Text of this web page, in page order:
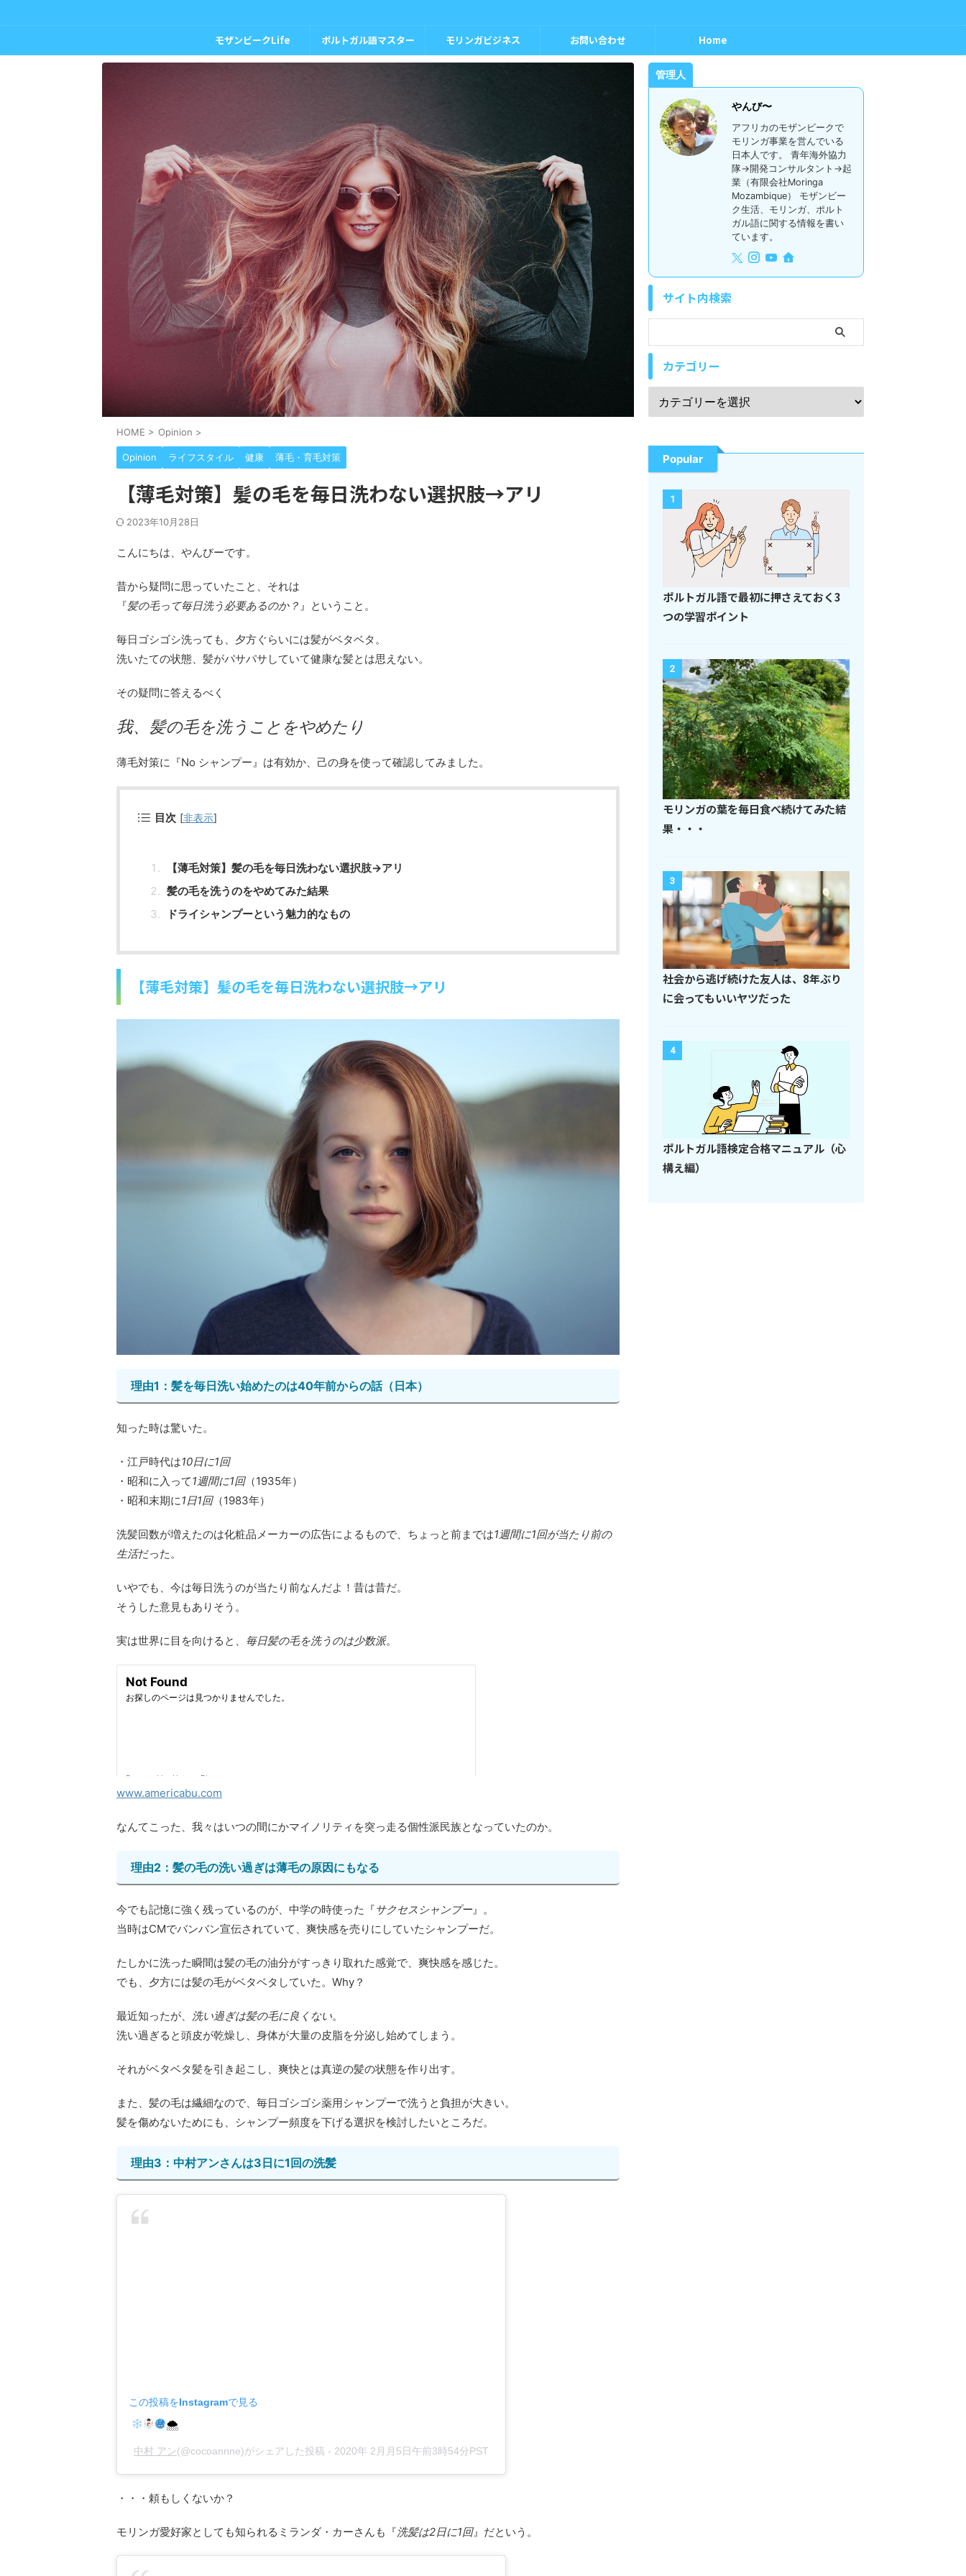
モザンビークLife ポルトガル語マスター モリンガビジネス お問い合わせ Home
HOME > Opinion >
Opinion ライフスタイル 健康 薄毛・育毛対策
【薄毛対策】髪の毛を毎日洗わない選択肢→アリ
2023年10月28日
こんにちは、やんびーです。
昔から疑問に思っていたこと、それは
『髪の毛って毎日洗う必要あるのか？ 』ということ。
毎日ゴシゴシ洗っても、夕方ぐらいには髪がベタベタ。
洗いたての状態、髪がパサパサしていて健康な髪とは思えない。
その疑問に答えるべく
我、髪の毛を洗うことをやめたり
薄毛対策に『No シャンプー』は有効か、己の身を使って確認してみました。
目次 [非表示]
【薄毛対策】髪の毛を毎日洗わない選択肢→アリ
髪の毛を洗うのをやめてみた結果
ドライシャンプーという魅力的なもの
【薄毛対策】髪の毛を毎日洗わない選択肢→アリ
理由1：髪を毎日洗い始めたのは40年前からの話（日本）
知った時は驚いた。
・江戸時代は10日に1回
・昭和に入って1週間に1回（1935年）
・昭和末期に1日1回（1983年）
洗髪回数が増えたのは化粧品メーカーの広告によるもので、ちょっと前までは1週間に1回が当たり前の
生活だった。
いやでも、今は毎日洗うのが当たり前なんだよ！昔は昔だ。
そうした意見もありそう。
実は世界に目を向けると、 毎日髪の毛を洗うのは少数派。
www.americabu.com
なんてこった、我々はいつの間にかマイノリティを突っ走る個性派民族となっていたのか。
理由2：髪の毛の洗い過ぎは薄毛の原因にもなる
今でも記憶に強く残っているのが、中学の時使った『サクセスシャンプー』。
当時はCMでバンバン宣伝されていて、爽快感を売りにしていたシャンプーだ。
たしかに洗った瞬間は髪の毛の油分がすっきり取れた感覚で、爽快感を感じた。
でも、夕方には髪の毛がベタベタしていた。Why？
最近知ったが、 洗い過ぎは髪の毛に良くない。
洗い過ぎると頭皮が乾燥し、身体が大量の皮脂を分泌し始めてしまう。
それがベタベタ髪を引き起こし、爽快とは真逆の髪の状態を作り出す。
また、髪の毛は繊細なので、毎日ゴシゴシ薬用シャンプーで洗うと負担が大きい。
髪を傷めないためにも、シャンプー頻度を下げる選択を検討したいところだ。
理由3：中村アンさんは3日に1回の洗髪
この投稿をInstagramで見る
🌨
中村 アン(@cocoannne)がシェアした投稿 - 2020年 2月月5日午前3時54分PST
・・・頼もしくないか？
モリンガ愛好家としても知られるミランダ・カーさんも『洗髪は2日に1回』だという。
管理人
やんび〜
アフリカのモザンビークで
モリンガ事業を営んでいる
日本人です。 青年海外協力
隊→開発コンサルタント→起
業（有限会社Moringa
Mozambique） モザンビー
ク生活、モリンガ、ポルト
ガル語に関する情報を書い
ています。
サイト内検索
カテゴリー
Popular
1
ポルトガル語で最初に押さえておく3
つの学習ポイント
2
モリンガの葉を毎日食べ続けてみた結
果・・・
3
社会から逃げ続けた友人は、8年ぶり
に会ってもいいヤツだった
4
ポルトガル語検定合格マニュアル（心
構え編）